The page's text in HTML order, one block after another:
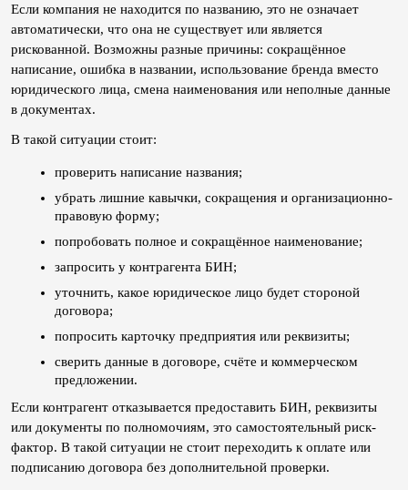
Если компания не находится по названию, это не означает
автоматически, что она не существует или является
рискованной. Возможны разные причины: сокращённое
написание, ошибка в названии, использование бренда вместо
юридического лица, смена наименования или неполные данные
в документах.
В такой ситуации стоит:
проверить написание названия;
убрать лишние кавычки, сокращения и организационно-
правовую форму;
попробовать полное и сокращённое наименование;
запросить у контрагента БИН;
уточнить, какое юридическое лицо будет стороной
договора;
попросить карточку предприятия или реквизиты;
сверить данные в договоре, счёте и коммерческом
предложении.
Если контрагент отказывается предоставить БИН, реквизиты
или документы по полномочиям, это самостоятельный риск-
фактор. В такой ситуации не стоит переходить к оплате или
подписанию договора без дополнительной проверки.